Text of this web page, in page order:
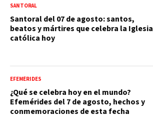
SANTORAL
Santoral del 07 de agosto: santos,
beatos y mártires que celebra la Iglesia
católica hoy
EFEMÉRIDES
¿Qué se celebra hoy en el mundo?
Efemérides del 7 de agosto, hechos y
conmemoraciones de esta fecha